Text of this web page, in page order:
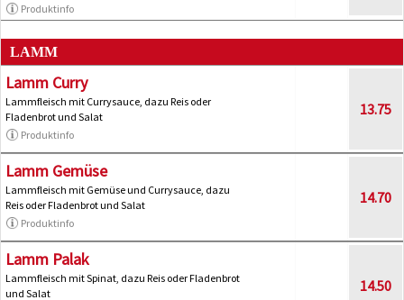
Produktinfo
LAMM
Lamm Curry
Lammfleisch mit Currysauce, dazu Reis oder
Fladenbrot und Salat
Produktinfo
13.75
Lamm Gemüse
Lammfleisch mit Gemüse und Currysauce, dazu
Reis oder Fladenbrot und Salat
Produktinfo
14.70
Lamm Palak
Lammfleisch mit Spinat, dazu Reis oder Fladenbrot
und Salat
14.50